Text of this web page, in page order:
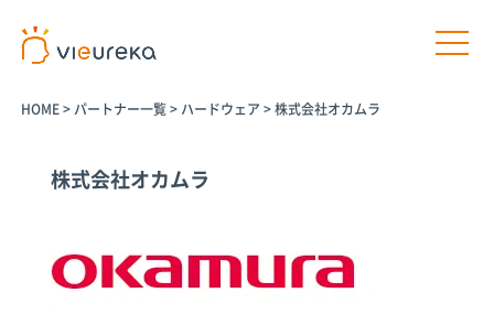
プラットフ
パートナー
パートナー
AIカメラ活
HOME> パートナー一覧> ハードウェア > 株式会社オカムラ
株式会社オカムラ